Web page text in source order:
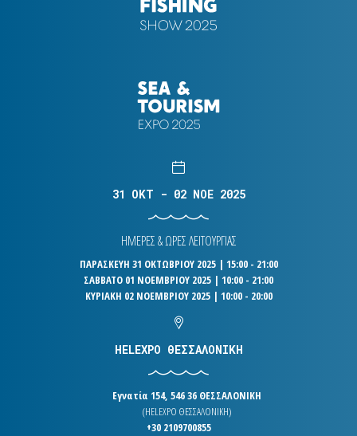
31 OKT - 02 NOE 2025
ΗΜΕΡΕΣ & ΩΡΕΣ ΛΕΙΤΟΥΡΓΙΑΣ
ΠΑΡΑΣΚΕΥΗ 31 ΟΚΤΩΒΡΙΟΥ 2025 | 15:00 - 21:00
ΣΑΒΒΑΤΟ 01 ΝΟΕΜΒΡΙΟΥ 2025 | 10:00 - 21:00
ΚΥΡΙΑΚΗ 02 ΝΟΕΜΒΡΙΟΥ 2025 | 10:00 - 20:00
HELEXPO ΘΕΣΣΑΛΟΝΙΚΗ
Εγνατία 154, 546 36 ΘΕΣΣΑΛΟΝΙΚΗ
(HELEXPO ΘΕΣΣΑΛΟΝΙΚΗ)
+30 2109700855